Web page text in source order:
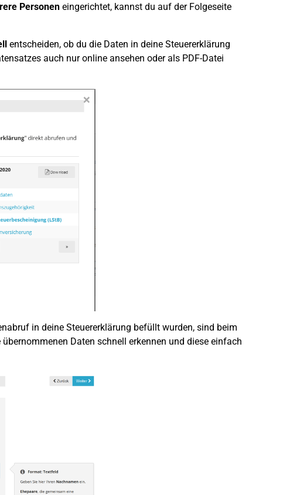
Personeneingerichtet, kannst du auf der Folgeseite
entscheiden, ob du die Daten in deine Steuererklärung
auch nur online ansehen oder als PDF-Datei
in deine Steuererklärung befüllt wurden, sind beim
Daten schnell erkennen und diese einfach